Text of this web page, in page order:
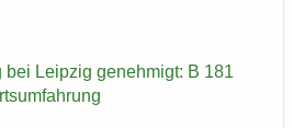
bei Leip­zig ge­neh­migt: B 181